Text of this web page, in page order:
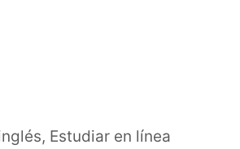
, Estudiar en línea